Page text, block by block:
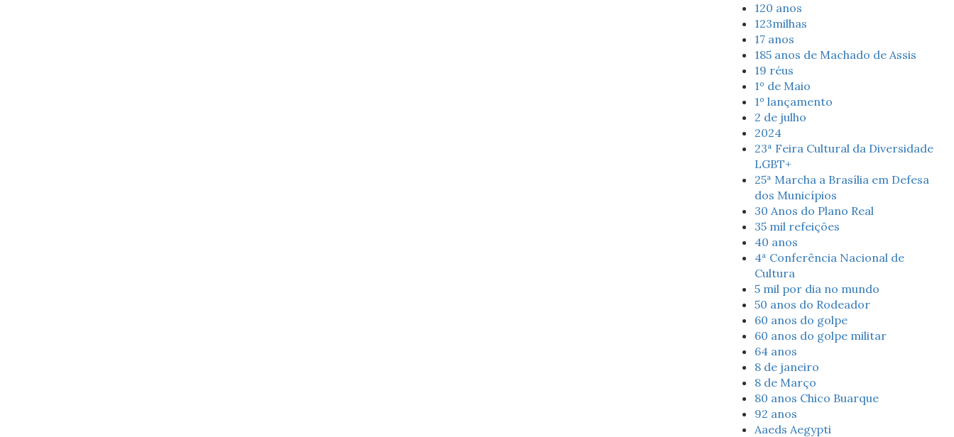
120 anos
123milhas
17 anos
185 anos de Machado de Assis
19 réus
1º de Maio
1º lançamento
2 de julho
2024
23ª Feira Cultural da Diversidade
LGBT+
25ª Marcha a Brasília em Defesa
dos Municípios
30 Anos do Plano Real
35 mil refeições
40 anos
4ª Conferência Nacional de
Cultura
5 mil por dia no mundo
50 anos do Rodeador
60 anos do golpe
60 anos do golpe militar
64 anos
8 de janeiro
8 de Março
80 anos Chico Buarque
92 anos
Aaeds Aegypti